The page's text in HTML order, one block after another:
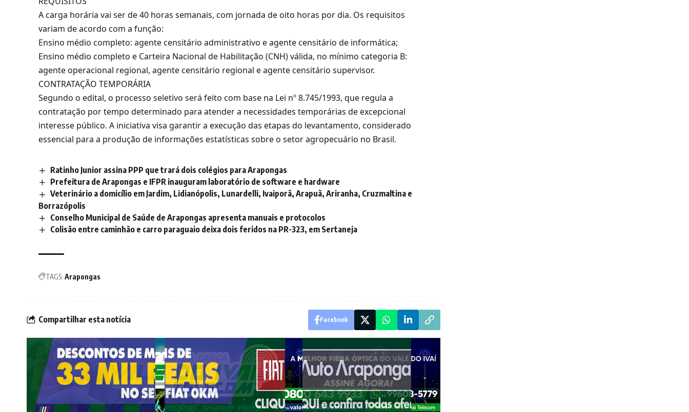
A carga horária vai ser de 40 horas semanais, com jornada de oito horas por dia. Os requisitos
variam de acordo com a função:
Ensino médio completo: agente censitário administrativo e agente censitário de informática;
Ensino médio completo e Carteira Nacional de Habilitação (CNH) válida, no mínimo categoria B:
agente operacional regional, agente censitário regional e agente censitário supervisor.
CONTRATAÇÃO TEMPORÁRIA
Segundo o edital, o processo seletivo será feito com base na Lei nº 8.745/1993, que regula a
contratação por tempo determinado para atender a necessidades temporárias de excepcional
interesse público. A iniciativa visa garantir a execução das etapas do levantamento, considerado
essencial para a produção de informações estatísticas sobre o setor agropecuário no Brasil.
Ratinho Junior assina PPP que trará dois colégios para Arapongas
Prefeitura de Arapongas e IFPR inauguram laboratório de software e hardware
Veterinário a domicílio em Jardim, Lidianópolis, Lunardelli, Ivaiporã, Arapuã, Ariranha, Cruzmaltina e
Borrazópolis
Conselho Municipal de Saúde de Arapongas apresenta manuais e protocolos
Colisão entre caminhão e carro paraguaio deixa dois feridos na PR-323, em Sertaneja
TAGS: Arapongas
Compartilhar esta notícia Facebook